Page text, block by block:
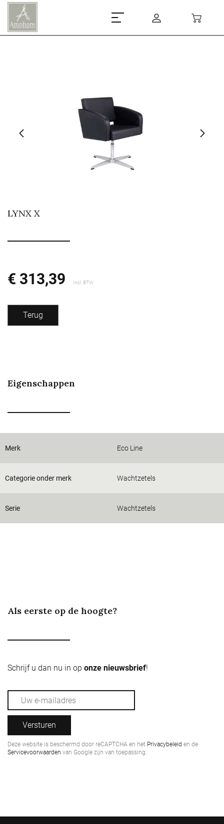
LYNX X
€ 313,39 Incl. BTW
Terug
Eigenschappen
Merk Eco Line
Categorie onder merk Wachtzetels
Serie Wachtzetels
Als eerste op de hoogte?
Schrijf u dan nu in op onze nieuwsbrief!
Versturen
Deze website is beschermd door reCAPTCHA en het Privacybeleid en de
Servicevoorwaarden van Google zijn van toepassing.